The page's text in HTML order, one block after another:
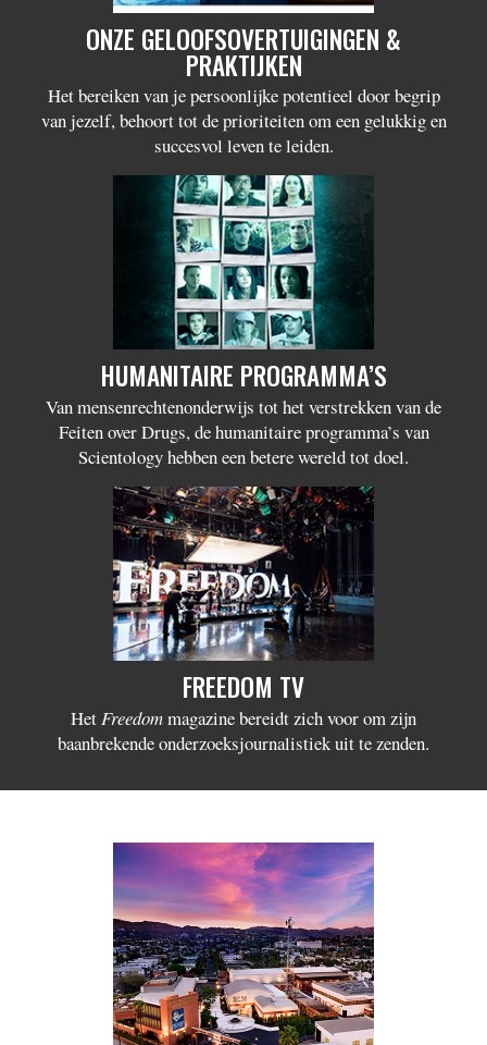
ONZE GELOOFS­OVERTUIGINGEN &
PRAKTIJKEN
Het bereiken van je persoonlijke potentieel door begrip
van jezelf, behoort tot de prioriteiten om een gelukkig en
succesvol leven te leiden.
HUMANITAIRE PROGRAMMA’S
Van mensenrechten­onderwijs tot het verstrekken van de
Feiten over Drugs, de humanitaire programma’s van
Scientology hebben een betere wereld tot doel.
FREEDOM TV
HetFreedommagazine bereidt zich voor om zijn
baanbrekende onderzoeks­journalistiek uit te zenden.